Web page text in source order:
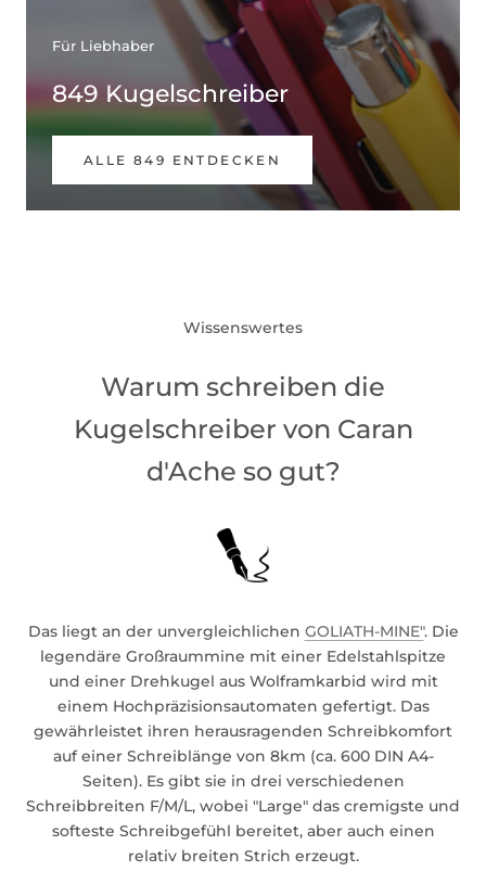
Für Liebhaber
849 Kugelschreiber
ALLE 849 ENTDECKEN
Wissenswertes
Warum schreiben die
Kugelschreiber von Caran
d'Ache so gut?
Das liegt an der unvergleichlichen GOLIATH-MINE". Die
legendäre Großraummine mit einer Edelstahlspitze
und einer Drehkugel aus Wolframkarbid wird mit
einem Hochpräzisionsautomaten gefertigt. Das
gewährleistet ihren herausragenden Schreibkomfort
auf einer Schreiblänge von 8km (ca. 600 DIN A4-
Seiten). Es gibt sie in drei verschiedenen
Schreibbreiten F/M/L, wobei "Large" das cremigste und
softeste Schreibgefühl bereitet, aber auch einen
relativ breiten Strich erzeugt.